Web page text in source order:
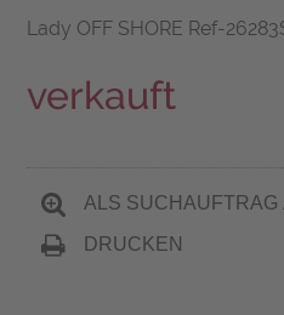
Lady OFF SHORE Ref-
verkauft
ALS SUCHAUFTRAG
DRUCKEN